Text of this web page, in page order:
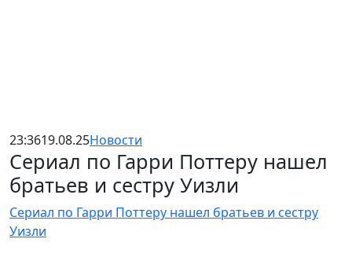
23:3619.08.25Новости
Сериал по Гарри Поттеру нашел
братьев и сестру Уизли
Сериал по Гарри Поттеру нашел братьев и сестру
Уизли